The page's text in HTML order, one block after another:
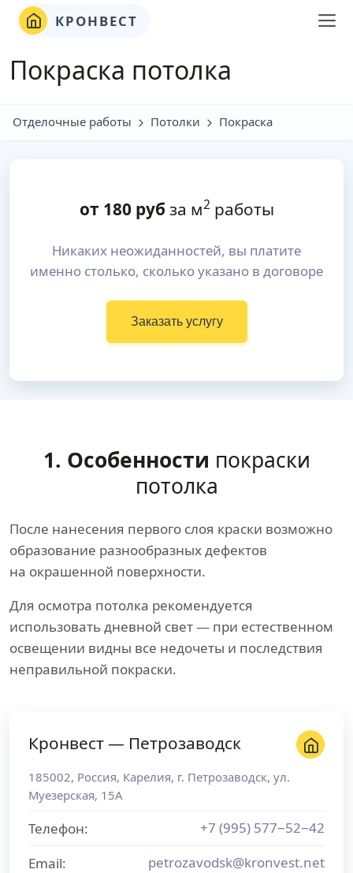
КРОНВЕСТ
Покраска потолка
Отделочные работы Потолки Покраска
от 180руб за м2работы
Никаких неожиданностей, вы платите
именно столько, сколько указано в договоре
Заказать услугу
1. Особенности покраски
потолка
После нанесения первого слоя краски возможно
образование разнообразных дефектов
на окрашенной поверхности.
Для осмотра потолка рекомендуется
использовать дневной свет — при естественном
освещении видны все недочеты и последствия
неправильной покраски.
Кронвест — Петрозаводск
185002, Россия, Карелия, г. Петрозаводск, ул.
Муезерская, 15А
Телефон:
+7 (995) 577−52−42
Email:
petrozavodsk@kronvest.net